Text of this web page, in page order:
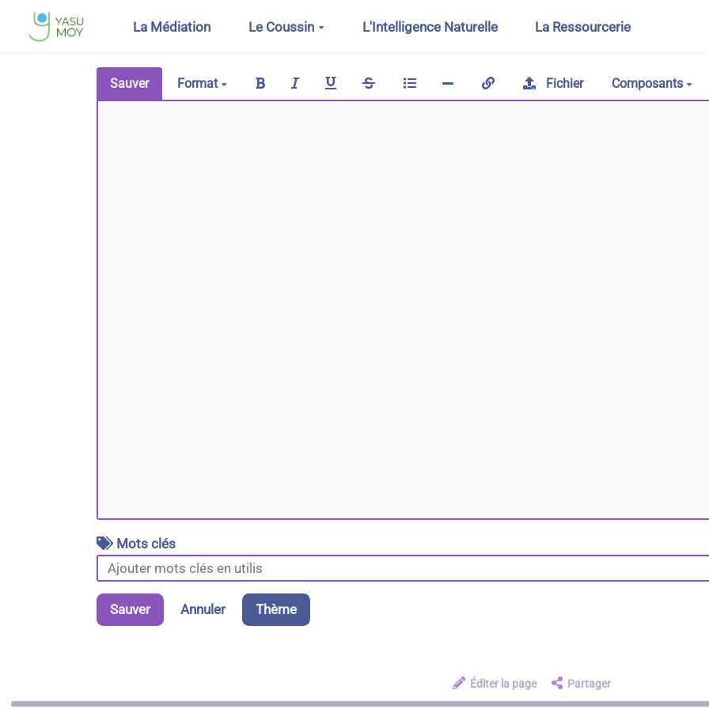
Aller au contenu principalLa Médiation Le Coussin L'Intelligence Naturelle La Ressourcerie
Sauver Format Fichier Composants
Mots clés
Sauver Annuler Thème
Éditer la page Partager